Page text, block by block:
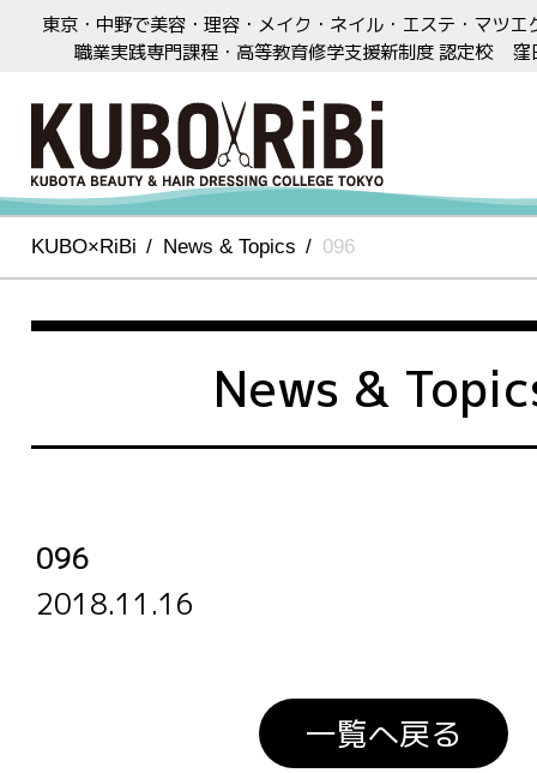
東京・中野で美容・理容・メイク・ネイル・エステ・マツエ
職業実践専門課程・高等教育修学支援新制度 認定校
窪
KUBO×RiBi News & Topics 096
News &
096
2018.11.16
一覧へ戻る